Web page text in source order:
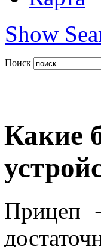
Show
Поиск
Какие
Прицеп